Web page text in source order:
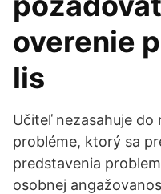
overenie
lis
Učiteľ nezasahuje do
probléme, ktorý sa
predstavenia
osobnej